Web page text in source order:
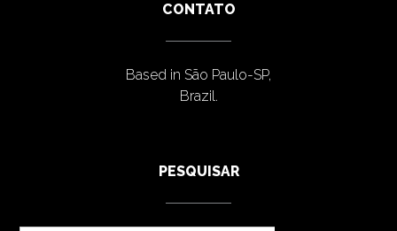
CONTATO
Based in São Paulo-SP,
Brazil.
PESQUISAR